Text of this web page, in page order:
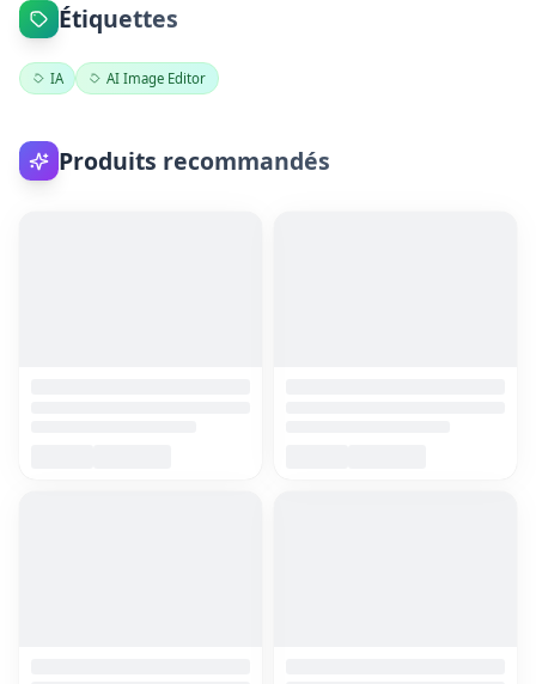
Étiquettes
IA AI Image Editor
Produits recommandés